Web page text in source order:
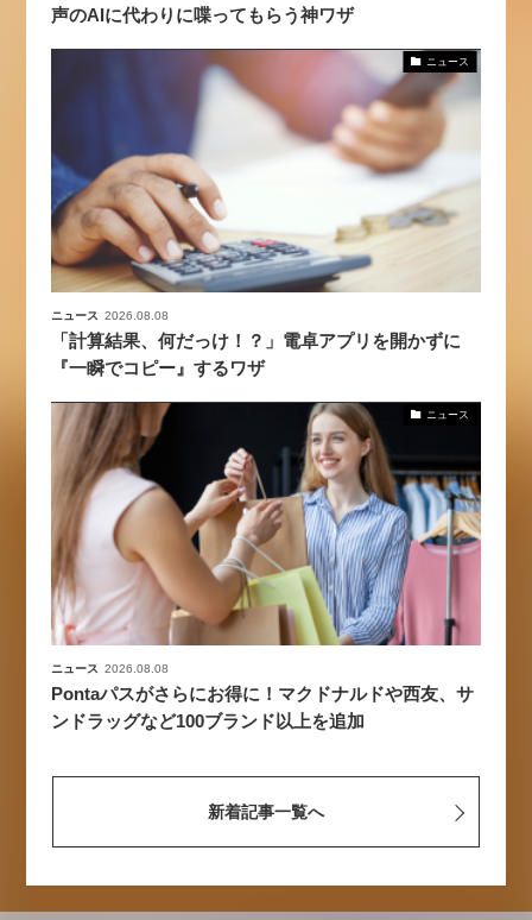
声のAIに代わりに喋ってもらう神ワザ
ニュース
ニュース 2026.08.08
「計算結果、何だっけ！？」電卓アプリを開かずに
『一瞬でコピー』するワザ
ニュース
ニュース 2026.08.08
Pontaパスがさらにお得に！マクドナルドや西友、サ
ンドラッグなど100ブランド以上を追加
新着記事一覧へ